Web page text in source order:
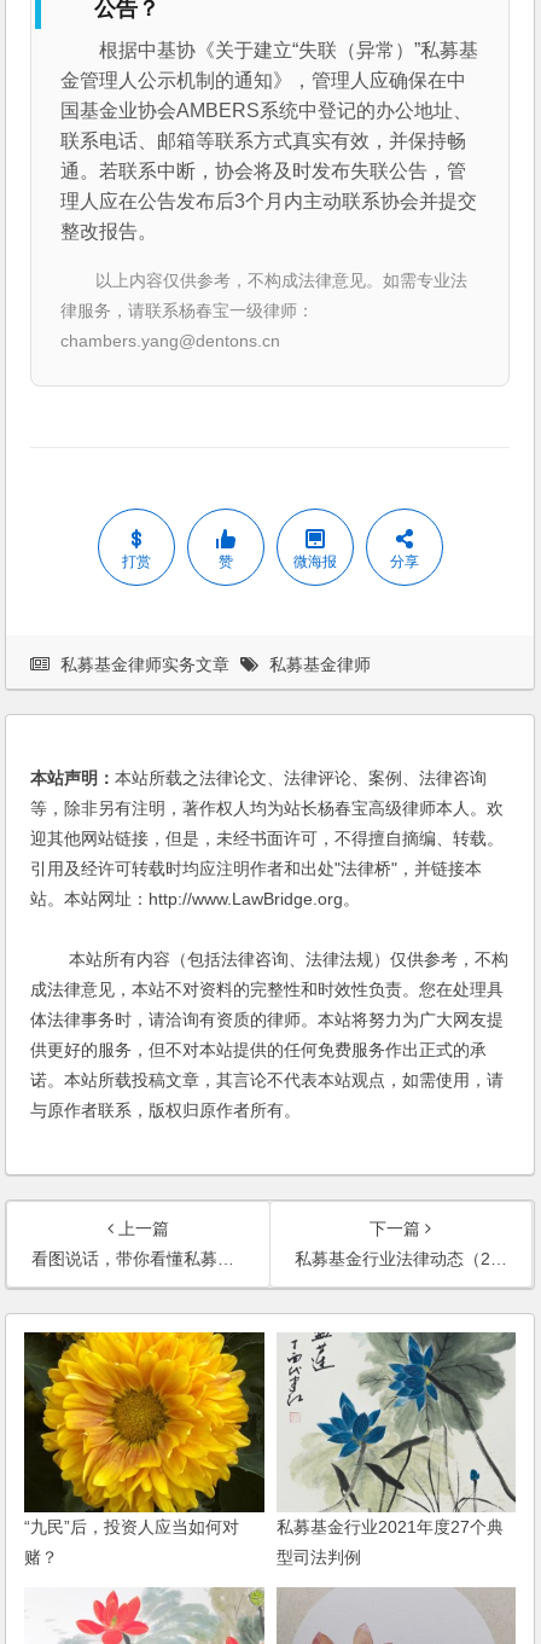
公告？
根据中基协《关于建立“失联（异常）”私募基
金管理人公示机制的通知》，管理人应确保在中
国基金业协会AMBERS系统中登记的办公地址、
联系电话、邮箱等联系方式真实有效，并保持畅
通。若联系中断，协会将及时发布失联公告，管
理人应在公告发布后3个月内主动联系协会并提交
整改报告。
以上内容仅供参考，不构成法律意见。如需专业法
律服务，请联系杨春宝一级律师：
chambers.yang@dentons.cn
打赏 赞 微海报 分享
私募基金律师实务文章 私募基金律师
本站声明：本站所载之法律论文、法律评论、案例、法律咨询
等，除非另有注明，著作权人均为站长杨春宝高级律师本人。欢
迎其他网站链接，但是，未经书面许可，不得擅自摘编、转载。
引用及经许可转载时均应注明作者和出处"法律桥"，并链接本
站。本站网址：http://www.LawBridge.org。
本站所有内容（包括法律咨询、法律法规）仅供参考，不构
成法律意见，本站不对资料的完整性和时效性负责。您在处理具
体法律事务时，请洽询有资质的律师。本站将努力为广大网友提
供更好的服务，但不对本站提供的任何免费服务作出正式的承
诺。本站所载投稿文章，其言论不代表本站观点，如需使用，请
与原作者联系，版权归原作者所有。
上一篇
看图说话，带你看懂私募资管计划备案新规
下一篇
私募基金行业法律动态（2019年6月/总第17期）
“九民”后，投资人应当如何对
赌？
私募基金行业2021年度27个典
型司法判例